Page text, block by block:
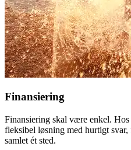
Finansiering
Finansiering skal være enkel.
fleksibel løsning med hurtigt
samlet ét sted.